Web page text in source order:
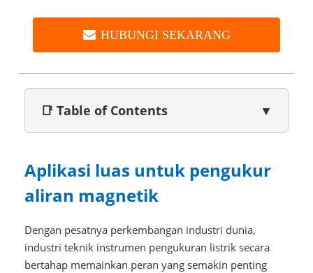
HUBUNGI SEKARANG
📑 Table of Contents ▼
Aplikasi luas untuk pengukur
aliran magnetik
Dengan pesatnya perkembangan industri dunia,
industri teknik instrumen pengukuran listrik secara
bertahap memainkan peran yang semakin penting